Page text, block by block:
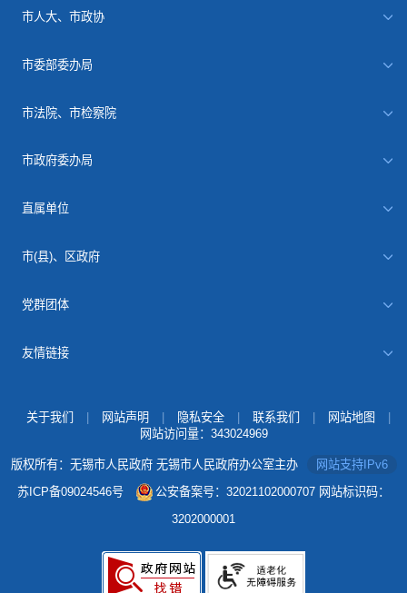
市人大、市政协
市委部委办局
市法院、市检察院
市政府委办局
直属单位
市(县)、区政府
党群团体
友情链接
关于我们 | 网站声明 | 隐私安全 | 联系我们 | 网站地图
|
网站访问量： 343024969
版权所有：无锡市人民政府 无锡市人民政府办公室主办
网站支持IPv6
苏ICP备09024546号
公安备案号：32021102000707 网站标识码：
3202000001